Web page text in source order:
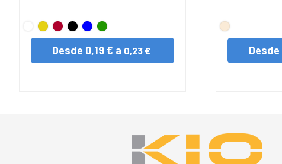
BLANCO
Amarillo
RojoNegroAZULVERDE
Desde 0,19 € a 0,23 €
NATURAL
Desde